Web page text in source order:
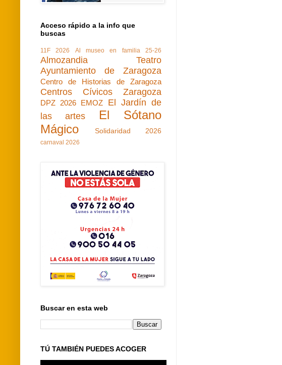
Acceso rápido a la info que
buscas
11F 2026 Al museo en familia 25-26
Almozandia Teatro
Ayuntamiento de Zaragoza
Centro de Historias de Zaragoza
Centros Cívicos Zaragoza
DPZ 2026 EMOZ
El Jardín de
las artes
El Sótano
Mágico
Solidaridad 2026
carnaval 2026
Buscar en esta web
TÚ TAMBIÉN PUEDES ACOGER